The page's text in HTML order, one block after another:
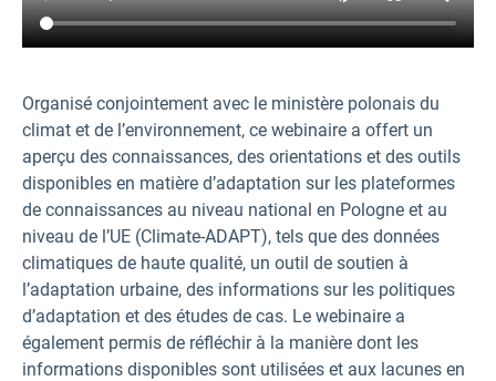
Organisé conjointement avec le ministère polonais du
climat et de l’environnement, ce webinaire a offert un
aperçu des connaissances, des orientations et des outils
disponibles en matière d’adaptation sur les plateformes
de connaissances au niveau national en Pologne et au
niveau de l’UE (Climate-ADAPT), tels que des données
climatiques de haute qualité, un outil de soutien à
l’adaptation urbaine, des informations sur les politiques
d’adaptation et des études de cas. Le webinaire a
également permis de réfléchir à la manière dont les
informations disponibles sont utilisées et aux lacunes en